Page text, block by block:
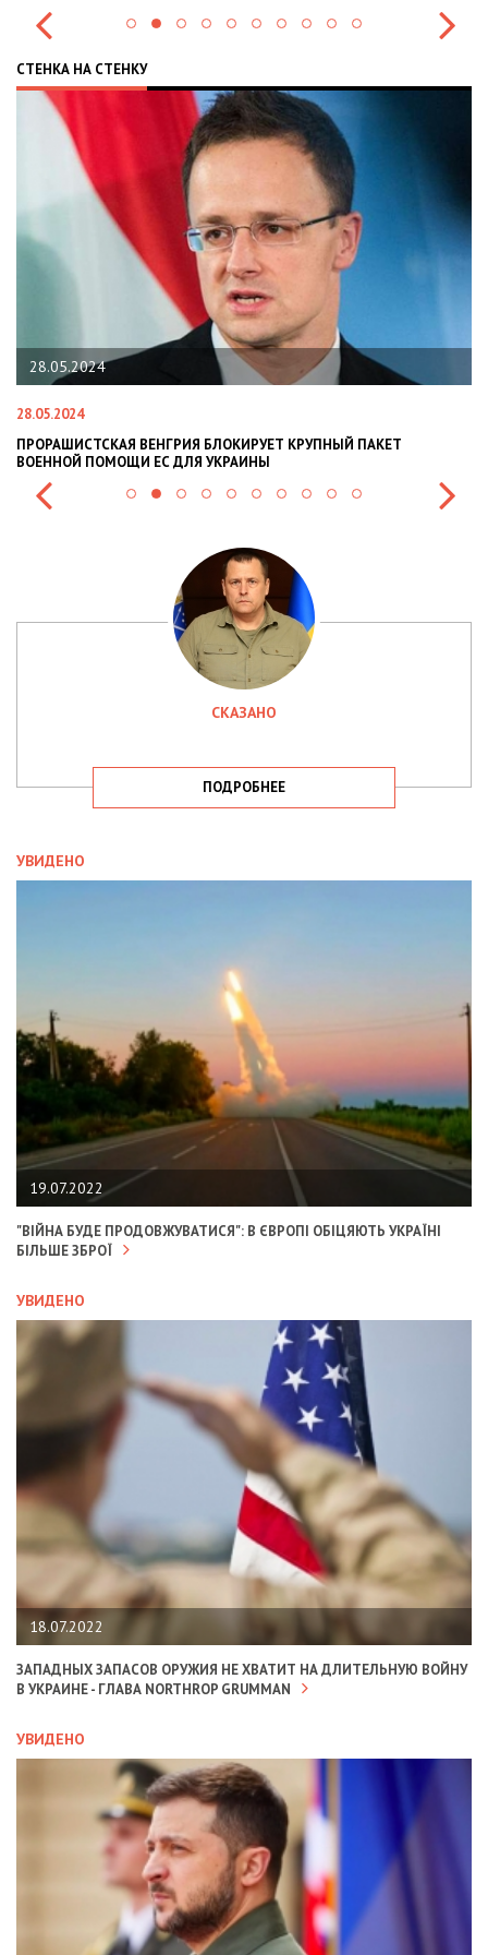
СТЕНКА НА СТЕНКУ
22.01.2024
22.01.2024
НАЦПОЛІЦІЯ ЛЯКАЄ ГРОМАДЯН ПОГІРШЕННЯМ КРИМІНОГЕННОЇ
СИТУАЦІЇ В РАЗІ МОБІЛІЗАЦІЇ ПОЛІЦІЯНТІВ НА ВІЙНУ
СКАЗАНО
ПОДРОБНЕЕ
УВИДЕНО
19.07.2022
"ВІЙНА БУДЕ ПРОДОВЖУВАТИСЯ": В ЄВРОПІ ОБІЦЯЮТЬ УКРАЇНІ
БІЛЬШЕ ЗБРОЇ
УВИДЕНО
18.07.2022
ЗАПАДНЫХ ЗАПАСОВ ОРУЖИЯ НЕ ХВАТИТ НА ДЛИТЕЛЬНУЮ ВОЙНУ
В УКРАИНЕ - ГЛАВА NORTHROP GRUMMAN
УВИДЕНО